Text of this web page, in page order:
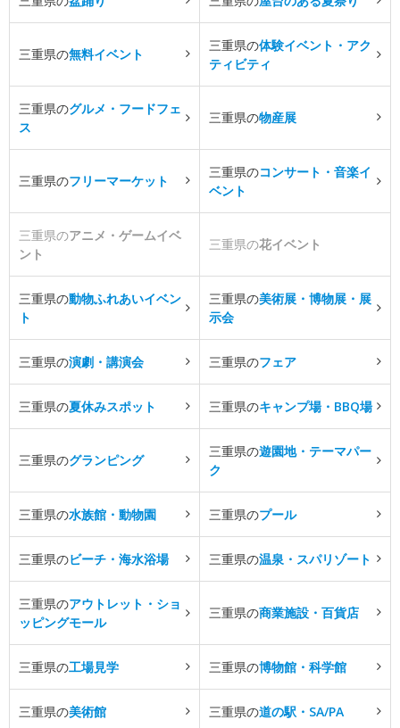
三重県の無料イベント
三重県の体験イベント・アク
ティビティ
三重県のグルメ・フードフェ
ス
三重県の物産展
三重県のフリーマーケット
三重県のコンサート・音楽イ
ベント
三重県のアニメ・ゲームイベ
ント
三重県の花イベント
三重県の動物ふれあいイベン
ト
三重県の美術展・博物展・展
示会
三重県の演劇・講演会 三重県のフェア
三重県の夏休みスポット 三重県のキャンプ場・BBQ場
三重県のグランピング
三重県の遊園地・テーマパー
ク
三重県の水族館・動物園 三重県のプール
三重県のビーチ・海水浴場 三重県の温泉・スパリゾート
三重県のアウトレット・ショ
ッピングモール
三重県の商業施設・百貨店
三重県の工場見学 三重県の博物館・科学館
三重県の美術館 三重県の道の駅・SA/PA